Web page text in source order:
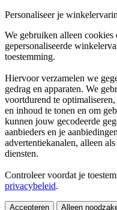
Personaliseer je
We gebruiken alleen cookies
gepersonaliseerde
toestemming.
Hiervoor verzamelen we
gedrag en apparaten. We
voortdurend te
en inhoud te tonen en om
kunnen jouw gecodeerde
aanbieders en je
advertentiekanalen, alleen
diensten.
Controleer voordat je
privacybeleid.
Accepteren Alleen